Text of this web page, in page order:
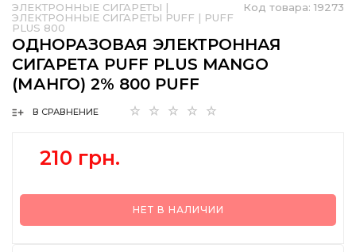
Код товара: 19273
ЭЛЕКТРОННЫЕ СИГАРЕТЫ |
ЭЛЕКТРОННЫЕ СИГАРЕТЫ PUFF | PUFF
PLUS 800
ОДНОРАЗОВАЯ ЭЛЕКТРОННАЯ
СИГАРЕТА PUFF PLUS MANGO
(МАНГО) 2% 800 PUFF
В СРАВНЕНИЕ
210 грн.
НЕТ В НАЛИЧИИ